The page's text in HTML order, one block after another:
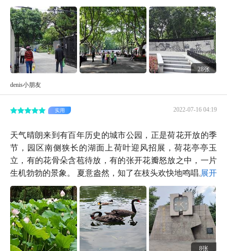
28张
denis小朋友
2022-07-16 04:19
实用
天气晴朗来到有百年历史的城市公园，正是荷花开放的季
节，园区南侧狭长的湖面上荷叶迎风招展，荷花亭亭玉
立，有的花骨朵含苞待放，有的张开花瓣怒放之中，一片
生机勃勃的景象。 夏意盎然，知了在枝头欢快地鸣唱。...
展开
8张